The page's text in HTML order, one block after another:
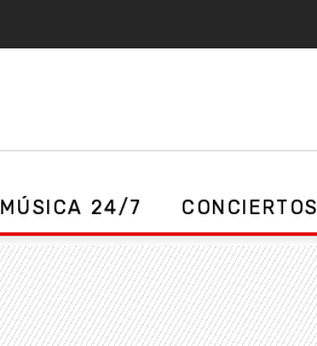
MÚSICA 24/7 CONCIERTOS